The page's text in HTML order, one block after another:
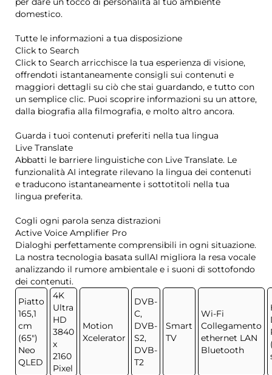
domestico.
Tutte le informazioni a tua disposizione
Click to Search
Click to Search arricchisce la tua esperienza di visione,
offrendoti istantaneamente consigli sui contenuti e
maggiori dettagli su ciò che stai guardando, e tutto con
un semplice clic. Puoi scoprire informazioni su un attore,
dalla biografia alla filmografia, e molto altro ancora.
Guarda i tuoi contenuti preferiti nella tua lingua
Live Translate
Abbatti le barriere linguistiche con Live Translate. Le
funzionalità AI integrate rilevano la lingua dei contenuti
e traducono istantaneamente i sottotitoli nella tua
lingua preferita.
Cogli ogni parola senza distrazioni
Active Voice Amplifier Pro
Dialoghi perfettamente comprensibili in ogni situazione.
La nostra tecnologia basata sullAI migliora la resa vocale
analizzando il rumore ambientale e i suoni di sottofondo
dei contenuti.
Piatto
165,1
cm
(65")
Neo
QLED
4K
Ultra
HD
3840
x
2160
Pixel
Motion
Xcelerator
DVB-
C,
DVB-
S2,
DVB-
T2
Smart
TV
Wi-Fi
Collegamento
ethernet LAN
Bluetooth